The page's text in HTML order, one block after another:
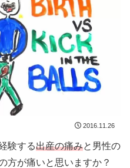
2016.11.26
験する出産の痛みと男性の
方が痛いと思いますか？